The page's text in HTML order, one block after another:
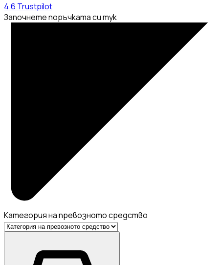
4.6 Trustpilot
Започнете поръчката си тук
Категория на превозното средство